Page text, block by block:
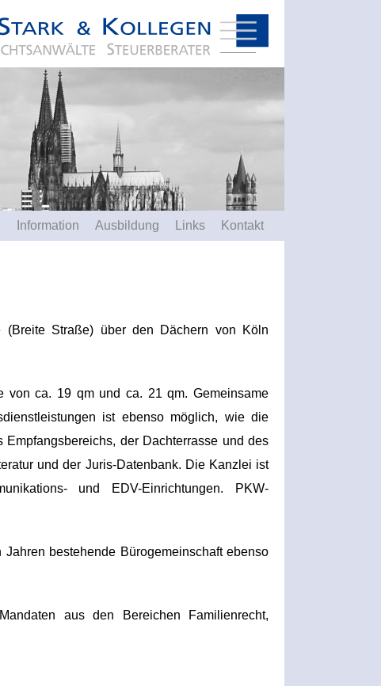
Information Ausbildung Links Kontakt
(Breite Straße) über den Dächern von Köln
von ca. 19 qm und ca. 21 qm. Gemeinsame
ist ebenso möglich, wie die
der Dachterrasse und des
und der Juris-Datenbank. Die Kanzlei ist
und EDV-Einrichtungen. PKW-
bestehende Bürogemeinschaft ebenso
aus den Bereichen Familienrecht,